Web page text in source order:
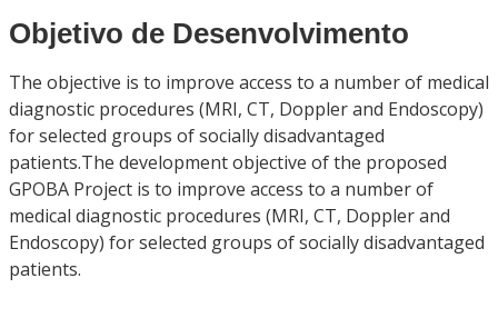
Objetivo de Desenvolvimento
The objective is to improve access to a number of medical
diagnostic procedures (MRI, CT, Doppler and Endoscopy)
for selected groups of socially disadvantaged
patients.The development objective of the proposed
GPOBA Project is to improve access to a number of
medical diagnostic procedures (MRI, CT, Doppler and
Endoscopy) for selected groups of socially disadvantaged
patients.